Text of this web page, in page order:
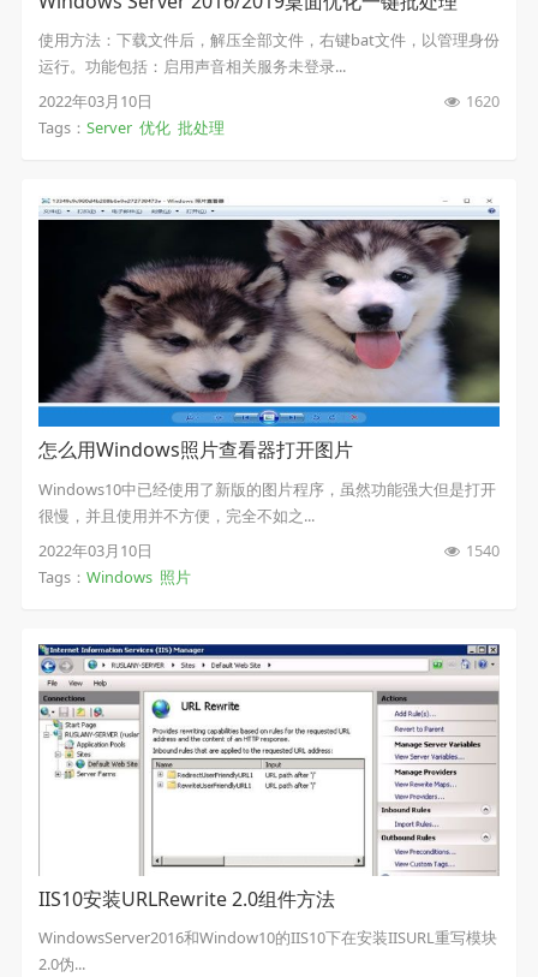
使用方法：下载文件后，解压全部文件，右键bat文件，以管理身份
运行。功能包括：启用声音相关服务未登录...
2022年03月10日
1620
Tags： Server 优化 批处理
怎么用Windows照片查看器打开图片
Windows10中已经使用了新版的图片程序，虽然功能强大但是打开
很慢，并且使用并不方便，完全不如之...
2022年03月10日
1540
Tags： Windows 照片
IIS10安装URLRewrite 2.0组件方法
WindowsServer2016和Window10的IIS10下在安装IISURL重写模块
2.0伪...